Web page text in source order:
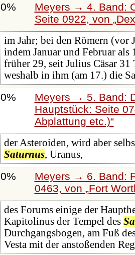
0%
Meyers → 4. Band:
Seite 0922, von
im Jahr; bei den Römern (vor
indem Januar und Februar
früher 29, seit Julius Cäsar 31
weshalb in ihm (am 17.) die
0%
Meyers → 5. Band:
Hauptstück: Seite
Abplattung etc.)
der Asteroiden, wird aber
Saturnus, Uranus,
0%
Meyers → 6. Band:
0463, von Fort
des Forums einige der
Kapitolinus der Tempel des
Durchgangsbogen, am Fuß
Vesta mit der anstoßenden